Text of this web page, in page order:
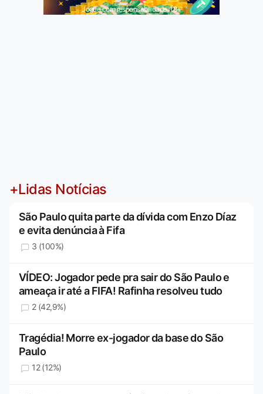
Jogue com responsabilidade. 18+
+Lidas Notícias
São Paulo quita parte da dívida com Enzo Díaz
e evita denúncia à Fifa
3 (100%)
VÍDEO: Jogador pede pra sair do São Paulo e
ameaça ir até a FIFA! Rafinha resolveu tudo
2 (42,9%)
Tragédia! Morre ex-jogador da base do São
Paulo
12 (12%)